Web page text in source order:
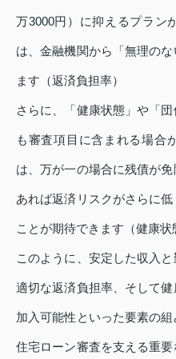
万3000円）に抑えるプラン
は、金融機関から「無理の
ます（返済負担率）
さらに、「健康状態」や「
も審査項目に含まれる場合
は、万が一の場合に残債が
あれば返済リスクがさらに
ことが期待できます（健康状
このように、安定した収入
適切な返済負担率、そして
加入可能性といった要素の
住宅ローン審査を支える重